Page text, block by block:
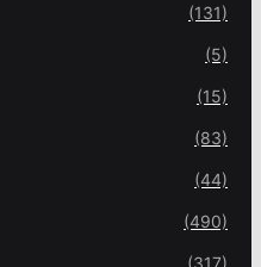
(131)
(5)
(15)
(83)
(44)
(490)
(317)